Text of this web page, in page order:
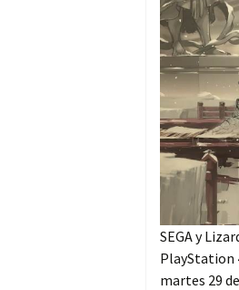
SEGA y
PlayStation
martes 29